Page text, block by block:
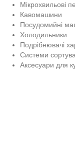
Мікрохвильові
Кавомашини
Посудомийні
Холодильники
Подрібнювачі
Системи
Аксесуари для